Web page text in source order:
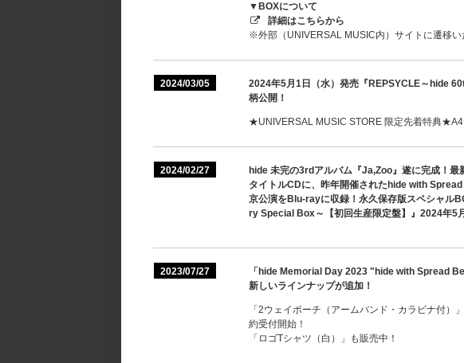
▼BOXについて
詳細はこちらから
※外部（UNIVERSAL MUSIC内）サイトに遷移い
2024/03/05
2024年5月1日（水）発売『REPSYCLE～hide
柄公開！
★UNIVERSAL MUSIC STORE 限定先着特典
2024/02/27
hide 未完の3rdアルバム『Ja,Zoo』遂に完成！
タイトルCDに、昨年開催されたhide with
京公演をBlu-rayに収録！永久保存版スペシャル
ry Special Box～【初回生産限定盤】』2024年5
2023/07/27
「hide Memorial Day 2023 "hide with Spread
新しいラインナップが追加！
「2ウェイポーチ（アームバンド・カラビナ付）
約受付開始！
「ロゴTシャツ（白）」も販売中！